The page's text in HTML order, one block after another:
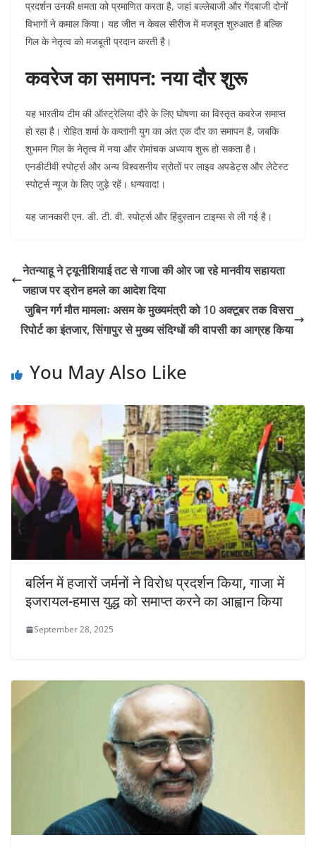
प्रदर्शन उनकी क्षमता को प्रमाणित करता है, जहां बल्लेबाजी और गेंदबाजी दोनों
विभागों ने कमाल किया। यह जीत न केवल सीरीज में मजबूत शुरुआत है बल्कि
गिल के नेतृत्व को मजबूती प्रदान करती है।
कवरेज का समापन: नया दौर शुरू
यह भारतीय टीम की ऑस्ट्रेलिया दौरे के लिए घोषणा का विस्तृत कवरेज समाप्त
हो रहा है। रोहित शर्मा के कप्तानी युग का अंत एक दौर का समापन है, जबकि
शुभमन गिल के नेतृत्व में नया और रोमांचक अध्याय शुरू हो सकता है।
एनडीटीवी स्पोर्ट्स और अन्य विश्वसनीय स्रोतों पर लाइव अपडेट्स और लेटेस्ट
स्पोर्ट्स न्यूज के लिए जुड़े रहें। धन्यवाद!।
यह जानकारी एन. डी. टी. वी. स्पोर्ट्स और हिंदुस्तान टाइम्स से ली गई है ।
नेतन्याहू ने ट्यूनीशियाई तट से गाजा की ओर जा रहे मानवीय सहायता
जहाज पर ड्रोन हमले का आदेश दिया
जुबिन गर्ग मौत मामलाः असम के मुख्यमंत्री को 10 अक्टूबर तक विसरा
रिपोर्ट का इंतजार, सिंगापुर से मुख्य संदिग्धों की वापसी का आग्रह किया
You May Also Like
बर्लिन में हजारों जर्मनों ने विरोध प्रदर्शन किया, गाजा में
इजरायल-हमास युद्ध को समाप्त करने का आह्वान किया
September 28, 2025